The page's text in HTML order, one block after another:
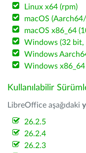
Linux x64 (rpm)
macOS
macOS x86_64
Windows (32 bit,
Windows
Windows x86_64
Kullanılabilir
LibreOffice aşağıdaki
26.2.5
26.2.4
26.2.3